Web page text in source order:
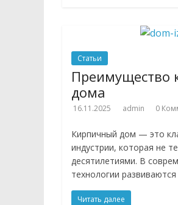
Статьи
Преимущество
дома
16.11.2025 admin 0
Кирпичный дом — это
индустрии, которая не
десятилетиями. В
технологии
Читать далее